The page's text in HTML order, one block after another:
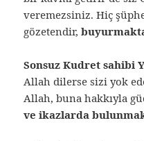
veremezsiniz. Hiç
gözetendir,
Sonsuz Kudret sahibi
Allah dilerse sizi yok
Allah, buna hakkıyla
ve ikazlarda